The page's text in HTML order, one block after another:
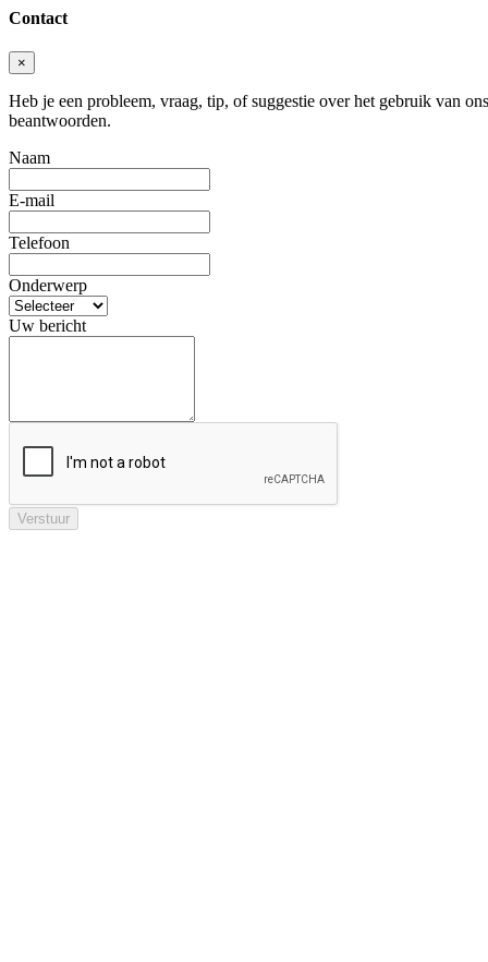
Contact
×
Heb je een probleem, vraag, tip, of suggestie over het gebruik van
beantwoorden.
Naam
E-mail
Telefoon
Onderwerp
Uw bericht